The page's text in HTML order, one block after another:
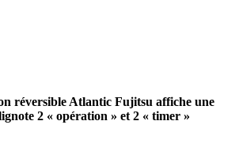
réversible Atlantic Fujitsu affiche une
2 « opération » et 2 « timer »